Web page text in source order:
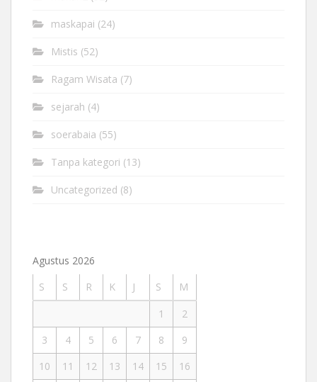
maskapai (24)
Mistis (52)
Ragam Wisata (7)
sejarah (4)
soerabaia (55)
Tanpa kategori (13)
Uncategorized (8)
Agustus 2026
S
S R K J S
M
1
2
3
4 5 6 7 8
9
10
11 12 13 14 15
16